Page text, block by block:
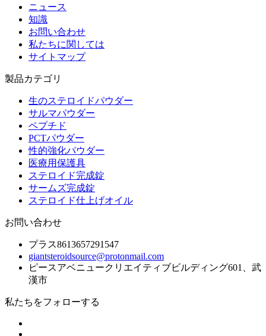
ニュース
知識
お問い合わせ
私たちに関しては
サイトマップ
製品カテゴリ
生のステロイドパウダー
サルマパウダー
ペプチド
PCTパウダー
性的強化パウダー
医療用保護具
ステロイド完成錠
サームズ完成錠
ステロイド仕上げオイル
お問い合わせ
プラス8613657291547
giantsteroidsource@protonmail.com
ピースアベニュークリエイティブビルディング601、武
漢市
私たちをフォローする